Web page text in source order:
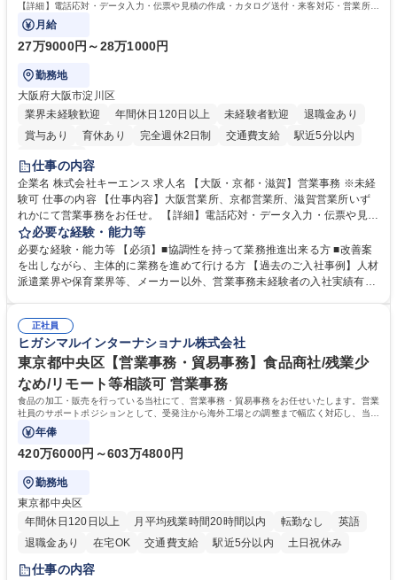
格：
【詳細】電話応対・データ入力・伝票や見積の作成・カタログ送付・来客対応・営業所内
で発生する事務業務や業務改善をお任せ。
月給
27万9000円～28万1000円
勤務地
大阪府大阪市淀川区
業界未経験歓迎
年間休日120日以上 未経験者歓迎
退職金あり
賞与あり
育休あり 完全週休2日制 交通費支給
駅近5分以内
土日祝休み
仕事の内容
企業名 株式会社キーエンス 求人名 【大阪・京都・滋賀】営業事務 ※未経
験可 仕事の内容 【仕事内容】大阪営業所、京都営業所、滋賀営業所いず
れかにて営業事務をお任せ。 【詳細】電話応対・データ入力・伝票や見積
の作成・カタログ送付・来客対応・営業所内で発生する事務業務や業務改
善をお任せ。 【教育制度】ご入社後、育成担当とペアになりながらOJTに
て業務を覚えていただくことが可能です。業務システムがきちんと構築さ
れているため、スムーズに仕事に慣れることができる環境です。また、
募集職種 【大阪・京都・滋賀】営業事務 ※未経験可
必要な経験・能力等
必要な経験・能力等 【必須】■協調性を持って業務推進出来る方 ■改善案
を出しながら、主体的に業務を進めて行ける方 【過去のご入社事例】人材
派遣業界や保育業界等、メーカー以外、営業事務未経験者の入社実績有
えて、お客様や社員の状況に合わせ、能動的なサポート、改善の動きも期
待され。組織を支えるスペシャリストとして、チームに貢献し、結果的に
社員から頼られる存在になることができます。平均19:30の退勤以降の業
務の持ち帰りも禁止されており、メリハリのある働き方となります。 学
歴・資格 学歴：大学院 大学 高専 短大 語学力： 資格：
正社員
ヒガシマルインターナショナル株式会社
東京都中央区【営業事務・貿易事務】食品商社/残業少
なめ/リモート等相談可 営業事務
食品の加工・販売を行っている当社にて、営業事務・貿易事務をお任せいたします。営業
社員のサポートポジションとして、受発注から海外工場との調整まで幅広く対応し、当社
事業の根幹を支えていただきます。
年俸
420万6000円～603万4800円
勤務地
東京都中央区
年間休日120日以上
月平均残業時間20時間以内 転勤なし
英語
退職金あり
在宅OK 交通費支給 駅近5分以内 土日祝休み
仕事の内容